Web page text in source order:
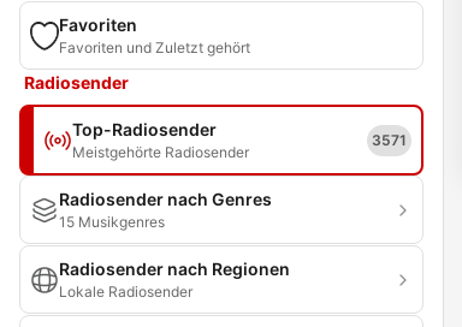
Favoriten
Favoriten und Zuletzt gehört
Radiosender
Top-Radiosender
Meistgehörte Radiosender
3571
Radiosender nach Genres
15 Musikgenres
Radiosender nach Regionen
Lokale Radiosender